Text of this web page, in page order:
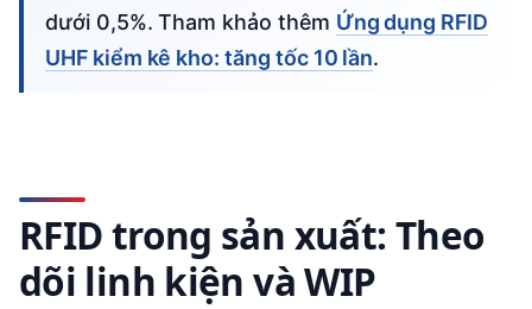
dưới 0,5%. Tham khảo thêm Ứng dụng RFID
UHF kiểm kê kho: tăng tốc 10 lần.
RFID trong sản xuất: Theo
dõi linh kiện và WIP